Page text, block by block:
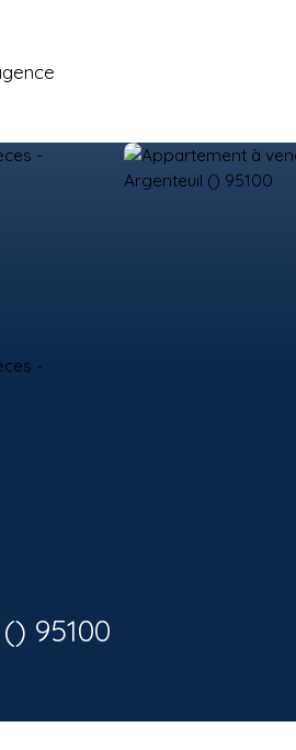
95100